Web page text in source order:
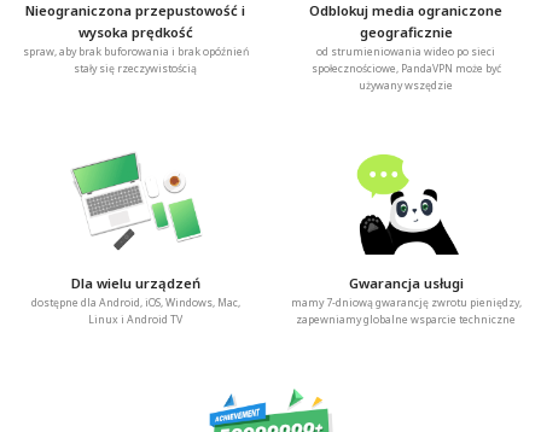
Nieograniczona przepustowość i
wysoka prędkość
spraw, aby brak buforowania i brak opóźnień
stały się rzeczywistością
Odblokuj media ograniczone
geograficznie
od strumieniowania wideo po sieci
społecznościowe, PandaVPN może być
używany wszędzie
Dla wielu urządzeń
dostępne dla Android, iOS, Windows, Mac,
Linux i Android TV
Gwarancja usługi
mamy 7-dniową gwarancję zwrotu pieniędzy,
zapewniamy globalne wsparcie techniczne